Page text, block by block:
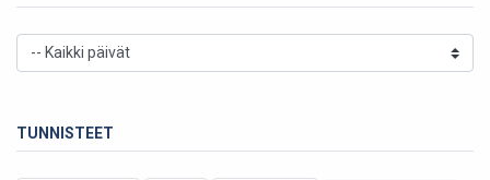
TUNNISTEET